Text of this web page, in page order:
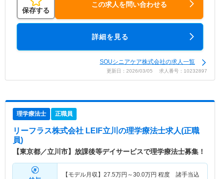
保存する
この求人を問い合わせる
詳細を見る
SOUシニアケア株式会社の求人一覧
更新日：2026/03/05 求人番号：10232897
理学療法士 正職員
リーフラス株式会社 LEIF立川 の理学療法士求人(正職
員)
【東京都／立川市】放課後等デイサービスで理学療法士募集！
【モデル月収】 27.5万円～30.0万円 程度 諸手当込